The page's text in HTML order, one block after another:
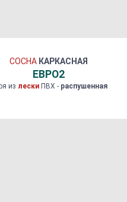
СОСНА КАРКАСНАЯ
ЕВРО2
из лескиПВХ - распушенная